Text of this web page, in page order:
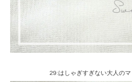
29:はしゃぎすぎない大人の